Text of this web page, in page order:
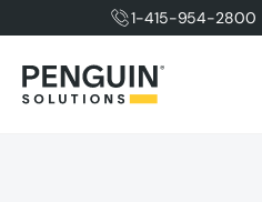
1-415-954-2800